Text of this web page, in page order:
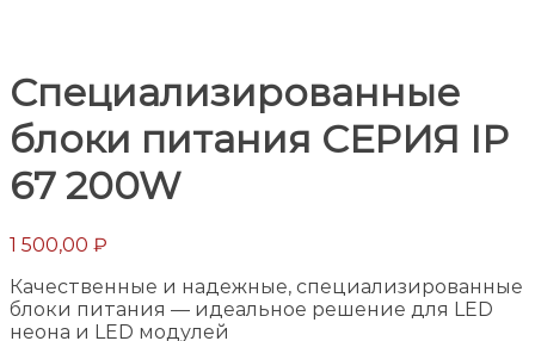
Специализированные
блоки питания СЕРИЯ IP
67 200W
1 500,00 ₽
Качественные и надежные, специализированные
блоки питания — идеальное решение для LED
неона и LED модулей